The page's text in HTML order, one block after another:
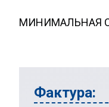
МИНИМАЛЬНАЯ
Фактура: